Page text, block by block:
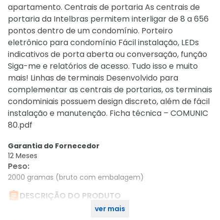
apartamento. Centrais de portaria As centrais de
portaria da Intelbras permitem interligar de 8 a 656
pontos dentro de um condomínio. Porteiro
eletrônico para condomínio Fácil instalação, LEDs
indicativos de porta aberta ou conversação, função
Siga-me e relatórios de acesso. Tudo isso e muito
mais! Linhas de terminais Desenvolvido para
complementar as centrais de portarias, os terminais
condominiais possuem design discreto, além de fácil
instalação e manutenção. Ficha técnica – COMUNIC
80.pdf
Garantia do Fornecedor
12 Meses
Peso:
2000 gramas (bruto com embalagem)
DESCRIÇÃO DO PRODUTO
ver mais